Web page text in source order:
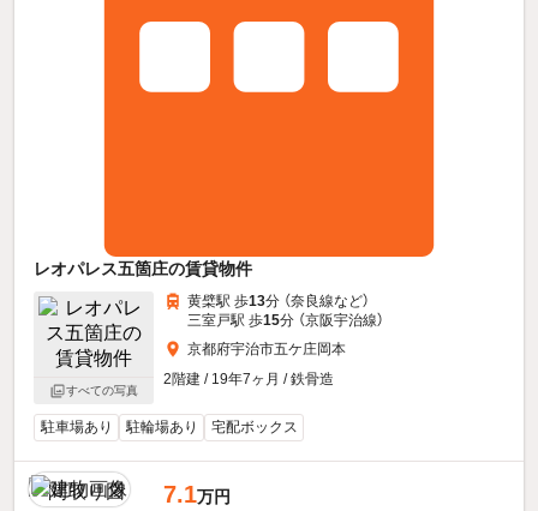
レオパレス五箇庄の賃貸物件
すべての写真
黄檗駅 歩13分 （奈良線など）
三室戸駅 歩15分 （京阪宇治線）
京都府宇治市五ケ庄岡本
2階建 / 19年7ヶ月 / 鉄骨造
駐車場あり 駐輪場あり 宅配ボックス
7.1万円